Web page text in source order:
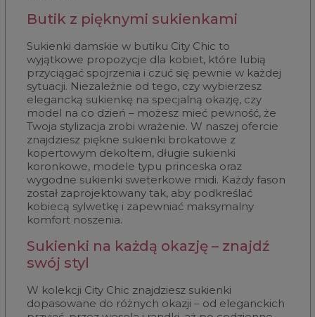
Butik z pięknymi sukienkami
Sukienki damskie w butiku City Chic to
wyjątkowe propozycje dla kobiet, które lubią
przyciągać spojrzenia i czuć się pewnie w każdej
sytuacji. Niezależnie od tego, czy wybierzesz
elegancką sukienkę na specjalną okazję, czy
model na co dzień – możesz mieć pewność, że
Twoja stylizacja zrobi wrażenie. W naszej ofercie
znajdziesz piękne sukienki brokatowe z
kopertowym dekoltem, długie sukienki
koronkowe, modele typu princeska oraz
wygodne sukienki sweterkowe midi. Każdy fason
został zaprojektowany tak, aby podkreślać
kobiecą sylwetkę i zapewniać maksymalny
komfort noszenia.
Sukienki na każdą okazję – znajdź
swój styl
W kolekcji City Chic znajdziesz sukienki
dopasowane do różnych okazji – od eleganckich